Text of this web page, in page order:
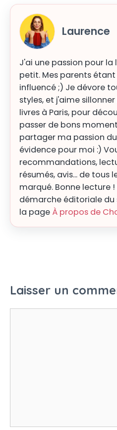
Laurence
J'ai une passion pour
petit. Mes parents
influencé ;) Je dévore
styles, et j'aime
livres à Paris, pour
passer de bons
partager ma passion
évidence pour moi :)
recommandations,
résumés, avis... de tous
marqué. Bonne lecture
démarche éditoriale du
la page À propos de
Laisser un